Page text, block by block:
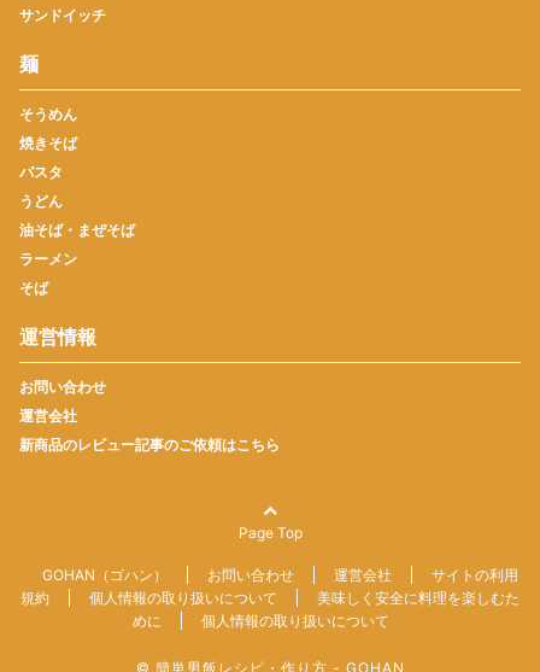
サンドイッチ
麺
そうめん
焼きそば
パスタ
うどん
油そば・まぜそば
ラーメン
そば
運営情報
お問い合わせ
運営会社
新商品のレビュー記事のご依頼はこちら
Page Top
GOHAN（ゴハン） お問い合わせ 運営会社
サイトの利用
規約
個人情報の取り扱いについて
美味しく安全に料理を楽しむた
めに
個人情報の取り扱いについて
© 簡単男飯レシピ・作り方 - GOHAN